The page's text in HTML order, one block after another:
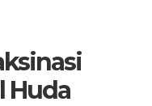
Huda